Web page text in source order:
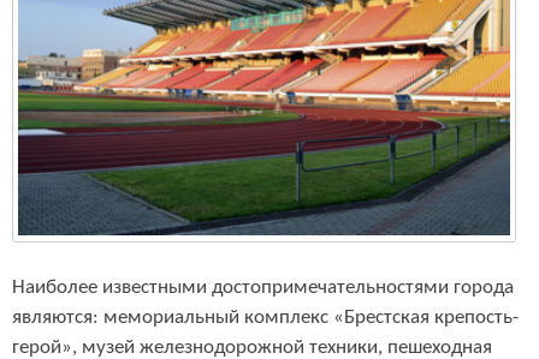
Наиболее известными достопримечательностями города
являются: мемориальный комплекс «Брестская крепость-
герой», музей железнодорожной техники, пешеходная